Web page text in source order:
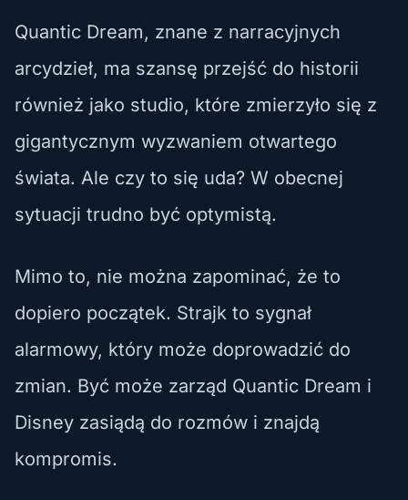
Quantic Dream, znane z narracyjnych
arcydzieł, ma szansę przejść do historii
również jako studio, które zmierzyło się z
gigantycznym wyzwaniem otwartego
świata. Ale czy to się uda? W obecnej
sytuacji trudno być optymistą.
Mimo to, nie można zapominać, że to
dopiero początek. Strajk to sygnał
alarmowy, który może doprowadzić do
zmian. Być może zarząd Quantic Dream i
Disney zasiądą do rozmów i znajdą
kompromis.